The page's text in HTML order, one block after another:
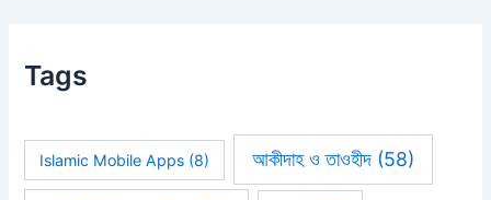
Tags
Islamic Mobile Apps (8) আকীদাহ ও তাওহীদ(58)